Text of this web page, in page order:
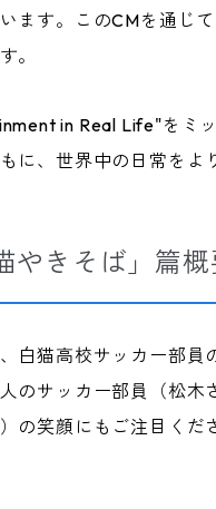
ます。このCMを通じ
。
in Real Life"をミ
に、世界中の日常をよ
やきそば」篇概
白猫高校サッカー部
のサッカー部員（松
の笑顔にもご注目くだ